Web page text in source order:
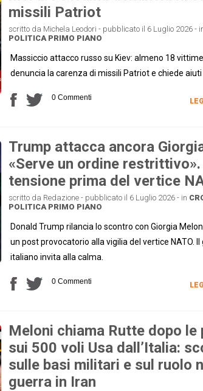
missili Patriot
scritto da Michela Leodori - pubblicato il 6 Luglio 2026 -
POLITICA PRIMO PIANO
Massiccio attacco russo su Kiev: almeno 18
denuncia la carenza di missili Patriot e chiede aiuti
0 Commenti
Trump attacca ancora
«Serve un ordine restrittivo».
tensione prima del vertice
scritto da Redazione - pubblicato il 6 Luglio 2026 - in
POLITICA PRIMO PIANO
Donald Trump rilancia lo scontro con Giorgia
un post provocatorio alla vigilia del vertice NATO. Il
italiano invita alla calma.
0 Commenti
Meloni chiama Rutte dopo le
sui 500 voli Usa dall’Italia:
sulle basi militari e sul ruolo
guerra in Iran